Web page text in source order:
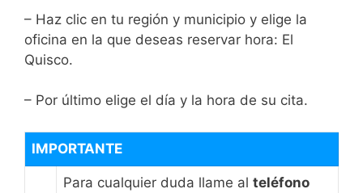
– Haz clic en tu región y municipio y elige la
oficina en la que deseas reservar hora: El
Quisco.
– Por último elige el día y la hora de su cita.
IMPORTANTE
Para cualquier duda llame al teléfono